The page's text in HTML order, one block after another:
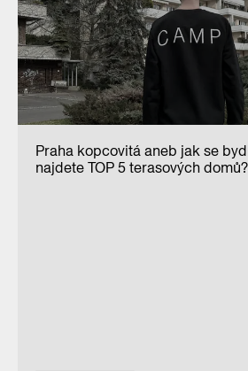
Praha kopcovitá aneb jak se
najdete TOP 5 terasových domů?